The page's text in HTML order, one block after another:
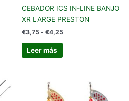
CEBADOR ICS IN-LINE BANJO
XR LARGE PRESTON
€3,75 - €4,25
Leer más